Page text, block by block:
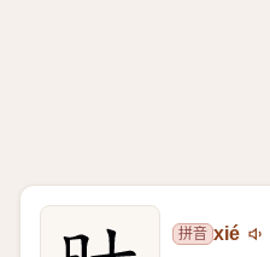
拼音 xié